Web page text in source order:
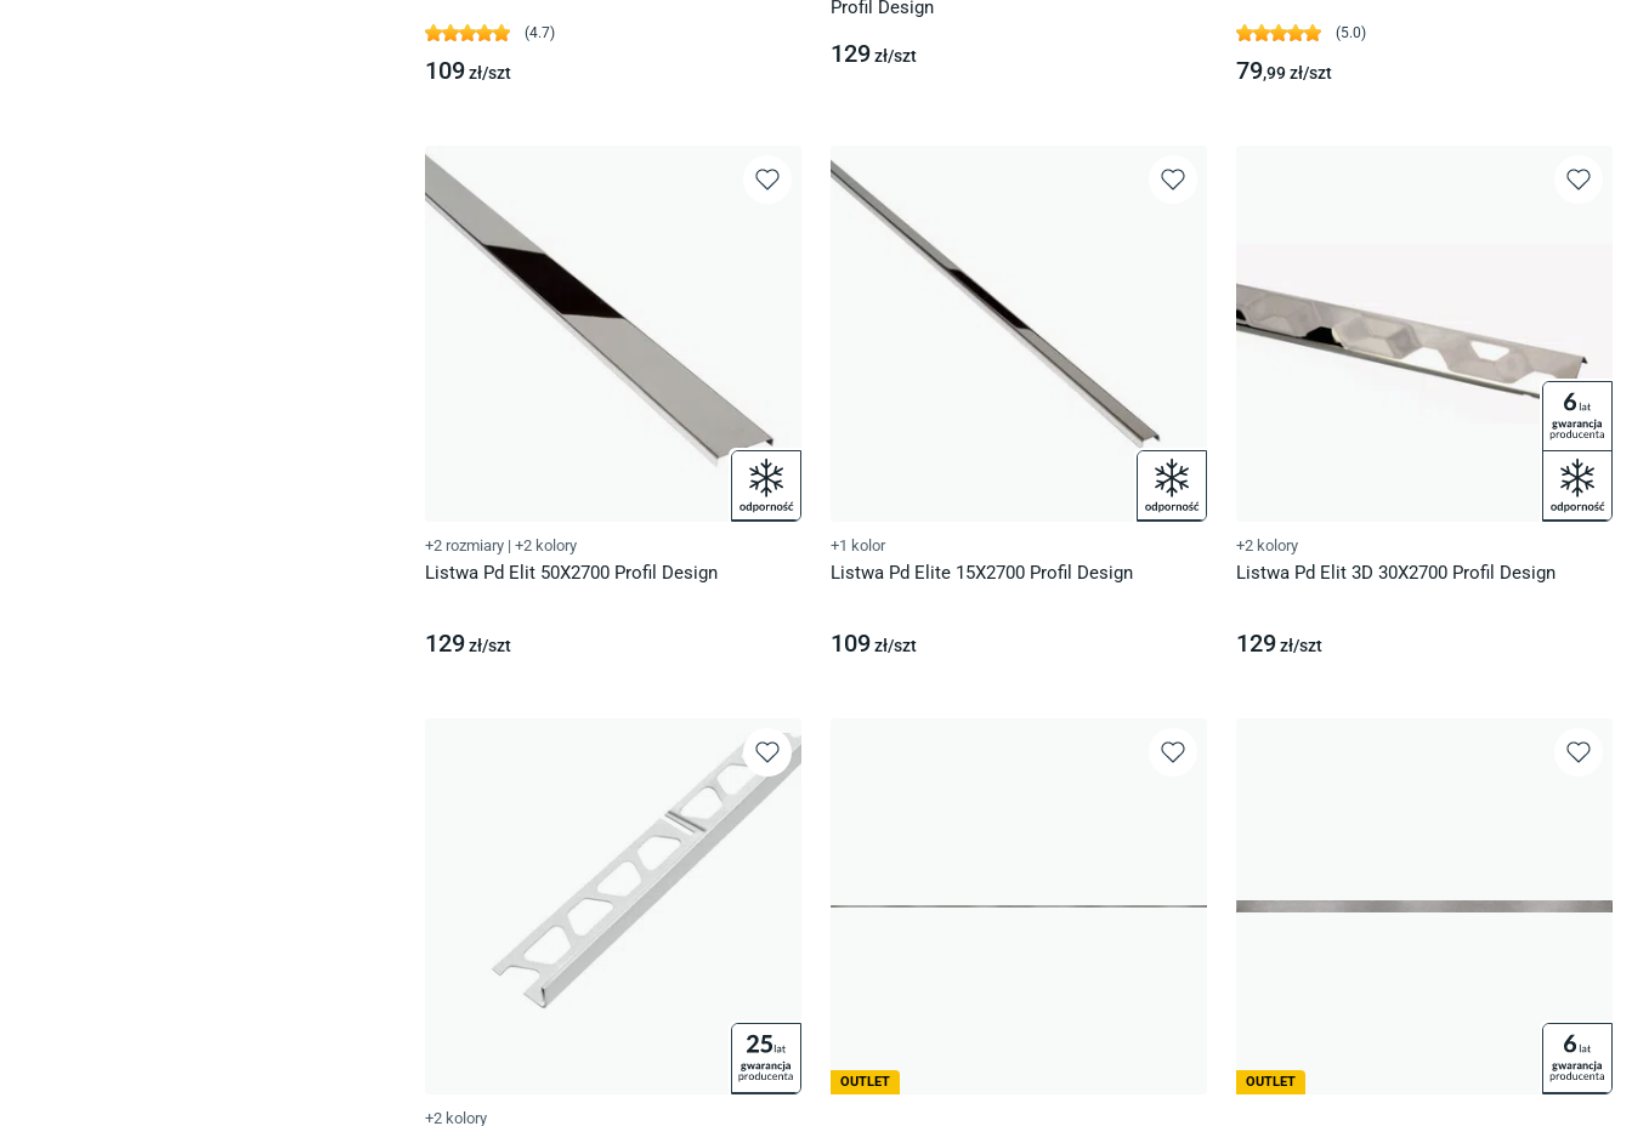
(4.7)
109zł/szt
Profil Design
129zł/szt
(5.0)
79,99zł/szt
+2 rozmiary | +2 kolory
Listwa Pd Elit 50X2700 Profil Design
129zł/szt
+1 kolor
Listwa Pd Elite 15X2700 Profil Design
109zł/szt
+2 kolory
Listwa Pd Elit 3D 30X2700 Profil Design
129zł/szt
+2 kolory
OUTLET OUTLET